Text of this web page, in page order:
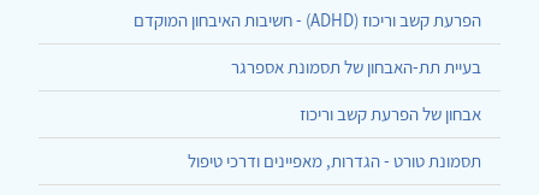
הפרעת קשב וריכוז (ADHD) - חשיבות האיבחון המוקדם
בעיית תת-האבחון של תסמונת אספרגר
אבחון של הפרעת קשב וריכוז
תסמונת טורט - הגדרות, מאפיינים ודרכי טיפול